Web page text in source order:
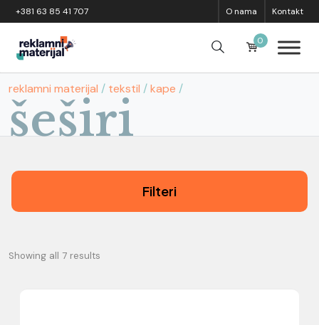
Skip to content
+381 63 85 41 707 O nama Kontakt
0
reklamni materijal / tekstil /kape /
šeširi
Filteri
Showing all 7 results